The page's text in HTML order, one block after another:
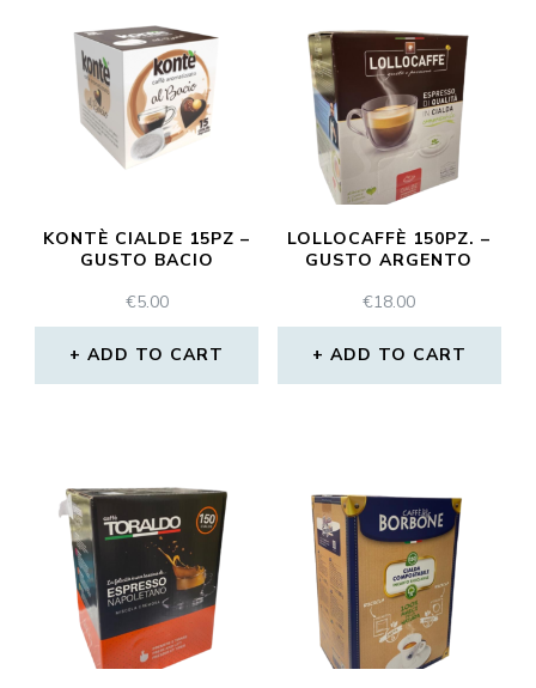
KONTÈ CIALDE 15PZ –
GUSTO BACIO
€5.00
ADD TO CART
LOLLOCAFFÈ 150PZ. –
GUSTO ARGENTO
€18.00
ADD TO CART